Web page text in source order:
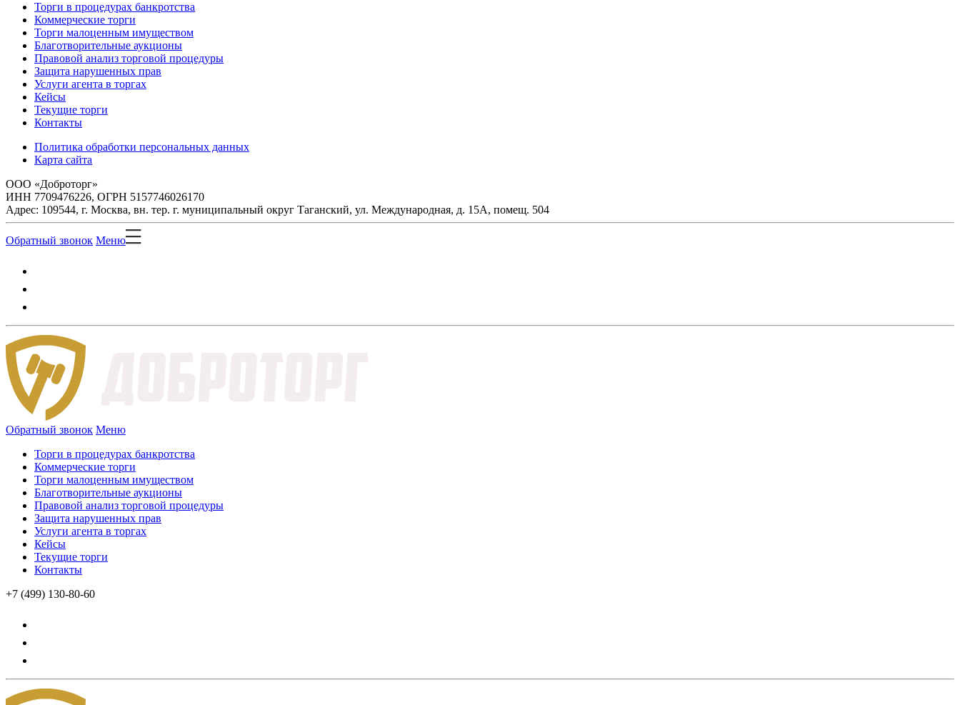
Торги в процедурах банкротства
Коммерческие торги
Торги малоценным имуществом
Благотворительные аукционы
Правовой анализ торговой процедуры
Защита нарушенных прав
Услуги агента в торгах
Кейсы
Текущие торги
Контакты
Политика обработки персональных данных
Карта сайта
ООО «Доброторг»
ИНН 7709476226, ОГРН 5157746026170
Адрес: 109544, г. Москва, вн. тер. г. муниципальный округ Таганский, ул. Международная, д. 15А, помещ. 504
Обратный звонок Меню
Обратный звонок Меню
Торги в процедурах банкротства
Коммерческие торги
Торги малоценным имуществом
Благотворительные аукционы
Правовой анализ торговой процедуры
Защита нарушенных прав
Услуги агента в торгах
Кейсы
Текущие торги
Контакты
+7 (499) 130-80-60